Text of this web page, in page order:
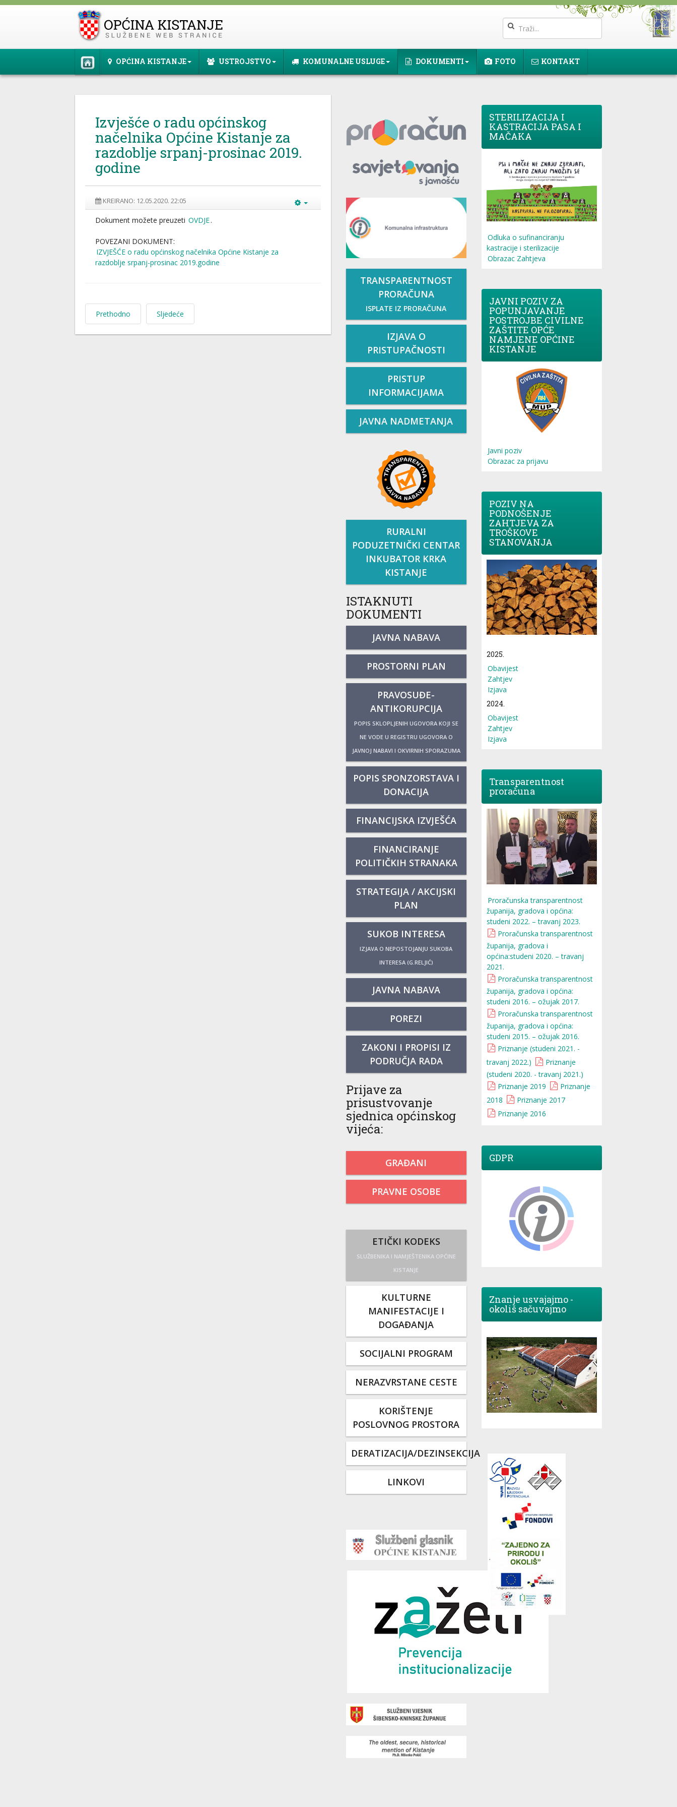
OPĆINA KISTANJE USTROJSTVO KOMUNALNE USLUGE DOKUMENTI FOTO KONTAKT
Izvješće o radu općinskog
načelnika Općine Kistanje za
razdoblje srpanj-prosinac 2019.
godine
KREIRANO: 12.05.2020. 22:05
Dokument možete preuzeti OVDJE.
POVEZANI DOKUMENT:
IZVJEŠĆE o radu općinskog načelnika Općine Kistanje za
razdoblje srpanj-prosinac 2019.godine
Prethodno Sljedeće
TRANSPARENTNOST
PRORAČUNA
ISPLATE IZ PRORAČUNA
IZJAVA O
PRISTUPAČNOSTI
PRISTUP
INFORMACIJAMA
JAVNA NADMETANJA
RURALNI
PODUZETNIČKI CENTAR
INKUBATOR KRKA
KISTANJE
ISTAKNUTI
DOKUMENTI
JAVNA NABAVA
PROSTORNI PLAN
PRAVOSUĐE-
ANTIKORUPCIJA
POPIS SKLOPLJENIH UGOVORA KOJI SE
NE VODE U REGISTRU UGOVORA O
JAVNOJ NABAVI I OKVIRNIH SPORAZUMA
POPIS SPONZORSTAVA I
DONACIJA
FINANCIJSKA IZVJEŠĆA
FINANCIRANJE
POLITIČKIH STRANAKA
STRATEGIJA / AKCIJSKI
PLAN
SUKOB INTERESA
IZJAVA O NEPOSTOJANJU SUKOBA
INTERESA (G.RELJIĆ)
JAVNA NABAVA
POREZI
ZAKONI I PROPISI IZ
PODRUČJA RADA
Prijave za
prisustvovanje
sjednica općinskog
vijeća:
GRAĐANI
PRAVNE OSOBE
ETIČKI KODEKS
SLUŽBENIKA I NAMJEŠTENIKA OPĆINE
KISTANJE
KULTURNE
MANIFESTACIJE I
DOGAĐANJA
SOCIJALNI PROGRAM
NERAZVRSTANE CESTE
KORIŠTENJE
POSLOVNOG PROSTORA
DERATIZACIJA/DEZINSEKCIJA
LINKOVI
STERILIZACIJA I
KASTRACIJA PASA I
MAČAKA
Odluka o sufinanciranju
kastracije i sterilizacije
Obrazac Zahtjeva
JAVNI POZIV ZA
POPUNJAVANJE
POSTROJBE CIVILNE
ZAŠTITE OPĆE
NAMJENE OPĆINE
KISTANJE
Javni poziv
Obrazac za prijavu
POZIV NA
PODNOŠENJE
ZAHTJEVA ZA
TROŠKOVE
STANOVANJA
2025.
Obavijest
Zahtjev
Izjava
2024.
Obavijest
Zahtjev
Izjava
Transparentnost
proračuna
Proračunska transparentnost
županija, gradova i općina:
studeni 2022. – travanj 2023.
Proračunska transparentnost
županija, gradova i
općina:studeni 2020. – travanj
2021.
Proračunska transparentnost
županija, gradova i općina:
studeni 2016. – ožujak 2017.
Proračunska transparentnost
županija, gradova i općina:
studeni 2015. – ožujak 2016.
Priznanje (studeni 2021. -
travanj 2022.)
Priznanje
(studeni 2020. - travanj 2021.)
Priznanje 2019
Priznanje
2018
Priznanje 2017
Priznanje 2016
GDPR
Znanje usvajajmo -
okoliš sačuvajmo